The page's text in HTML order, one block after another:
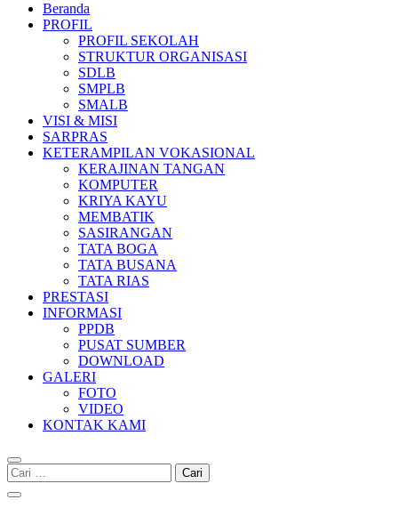
Beranda
PROFIL
PROFIL SEKOLAH
STRUKTUR ORGANISASI
SDLB
SMPLB
SMALB
VISI & MISI
SARPRAS
KETERAMPILAN VOKASIONAL
KERAJINAN TANGAN
KOMPUTER
KRIYA KAYU
MEMBATIK
SASIRANGAN
TATA BOGA
TATA BUSANA
TATA RIAS
PRESTASI
INFORMASI
PPDB
PUSAT SUMBER
DOWNLOAD
GALERI
FOTO
VIDEO
KONTAK KAMI
Cari
untuk: